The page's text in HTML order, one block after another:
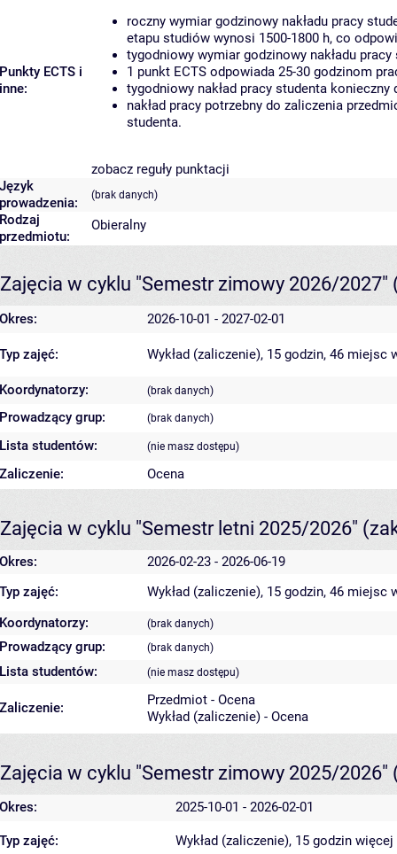
Punkty ECTS i
inne:
roczny wymiar godzinowy nakładu pracy
etapu studiów wynosi 1500-1800 h, co
tygodniowy wymiar godzinowy nakładu
1 punkt ECTS odpowiada 25-30 godzinom
tygodniowy nakład pracy studenta
nakład pracy potrzebny do zaliczenia
studenta.
zobacz reguły punktacji
Język
prowadzenia:
(brak danych)
Rodzaj
przedmiotu:
Obieralny
Zajęcia w cyklu "Semestr zimowy 2026/2027"
Okres: 2026-10-01 - 2027-02-01
Typ zajęć: Wykład (zaliczenie), 15 godzin, 46 miejsc
Koordynatorzy: (brak danych)
Prowadzący grup: (brak danych)
Lista studentów: (nie masz dostępu)
Zaliczenie: Ocena
Zajęcia w cyklu "Semestr letni 2025/2026"
Okres:
2026-02-23 - 2026-06-19
Typ zajęć:
Wykład (zaliczenie), 15 godzin, 46 miejsc
Koordynatorzy:
(brak danych)
Prowadzący grup: (brak danych)
Lista studentów: (nie masz dostępu)
Zaliczenie:
Przedmiot - Ocena
Wykład (zaliczenie) - Ocena
Zajęcia w cyklu "Semestr zimowy 2025/2026"
Okres: 2025-10-01 - 2026-02-01
Typ zajęć: Wykład (zaliczenie), 15 godzin